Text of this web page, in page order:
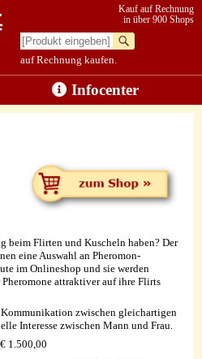
auf Rechnung kaufen.
Kauf auf Rechnung
in über 900 Shops
Infocenter
beim Flirten und Kuscheln haben? Der
eine Auswahl an Pheromon-
im Onlineshop und sie werden
attraktiver auf ihre Flirts
Kommunikation zwischen gleichartigen
Interesse zwischen Mann und Frau.
€ 1.500,00